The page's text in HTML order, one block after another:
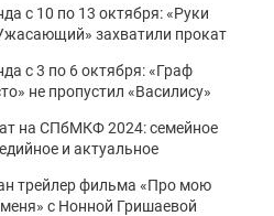
с 10 по 13 октября: «Руки
захватили прокат
с 3 по 6 октября: «Граф
не пропустил «Василису»
на СПбМКФ 2024: семейное
и актуальное
трейлер фильма «Про мою
с Нонной Гришаевой